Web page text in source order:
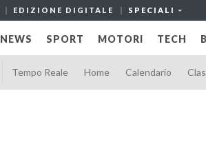
EDIZIONE DIGITALE SPECIALI
NEWS SPORT MOTORI TECH
Tempo Reale Home Calendario